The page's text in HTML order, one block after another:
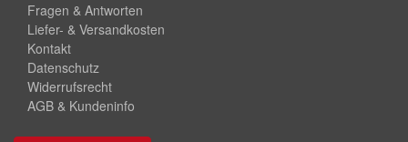
Fragen & Antworten
Liefer- & Versandkosten
Kontakt
Datenschutz
Widerrufsrecht
AGB & Kundeninfo